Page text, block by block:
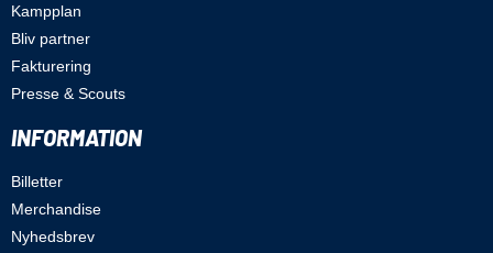
Kampplan
Bliv partner
Fakturering
Presse & Scouts
INFORMATION
Billetter
Merchandise
Nyhedsbrev